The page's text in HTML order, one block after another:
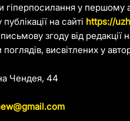
гіперпосилання у першому
на сайті https://
згоду від редакції
висвітлених у
Чендея, 44